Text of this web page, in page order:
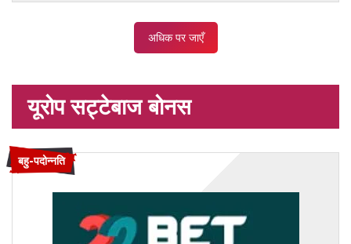
अधिक पर जाएँ
यूरोप सट्टेबाज बोनस
बहु-पदोन्नति